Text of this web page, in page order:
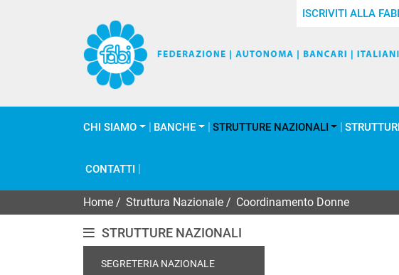
ISCRIVITI ALLA
CHI SIAMO BANCHE STRUTTURE NAZIONALI
CONTATTI
Home Struttura Nazionale Coordinamento Donne
STRUTTURE NAZIONALI
SEGRETERIA NAZIONALE